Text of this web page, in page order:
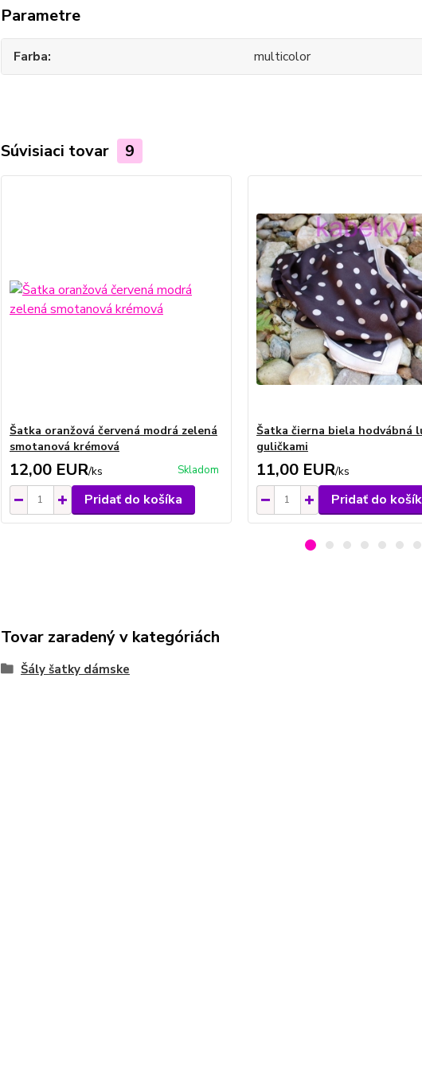
Parametre
Farba multicolor
Súvisiaci tovar 9
Šatka oranžová červená modrá zelená
smotanová krémová
12,00 EUR/ks Skladom
Pridať do košíka
Šatka čierna biela hodvábná
guličkami
11,00 EUR/ks
Pridať do
Tovar zaradený v kategóriách
Šály šatky dámske